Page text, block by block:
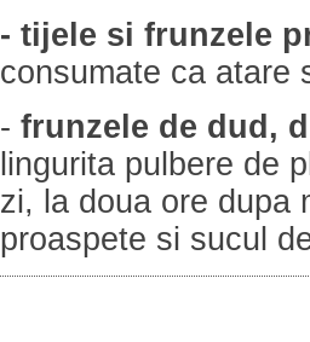
- tijele si frunzele
consumate ca atare
- frunzele de dud,
lingurita pulbere de
zi, la doua ore dupa
proaspete si sucul